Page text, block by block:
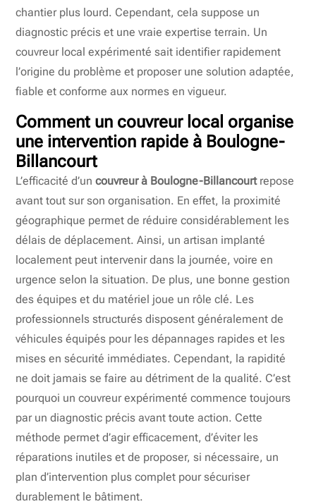
chantier plus lourd. Cependant, cela suppose un
diagnostic précis et une vraie expertise terrain. Un
couvreur local expérimenté sait identifier rapidement
l’origine du problème et proposer une solution adaptée,
fiable et conforme aux normes en vigueur.
Comment un couvreur local organise
une intervention rapide à Boulogne-
Billancourt
L’efficacité d’uncouvreur à Boulogne-Billancourtrepose
avant tout sur son organisation. En effet, la proximité
géographique permet de réduire considérablement les
délais de déplacement. Ainsi, un artisan implanté
localement peut intervenir dans la journée, voire en
urgence selon la situation. De plus, une bonne gestion
des équipes et du matériel joue un rôle clé. Les
professionnels structurés disposent généralement de
véhicules équipés pour les dépannages rapides et les
mises en sécurité immédiates. Cependant, la rapidité
ne doit jamais se faire au détriment de la qualité. C’est
pourquoi un couvreur expérimenté commence toujours
par un diagnostic précis avant toute action. Cette
méthode permet d’agir efficacement, d’éviter les
réparations inutiles et de proposer, si nécessaire, un
plan d’intervention plus complet pour sécuriser
durablement le bâtiment.